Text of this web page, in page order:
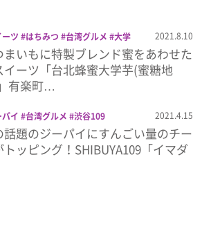
ツ はちみつ 台湾グルメ
大学
2021.8.10
まいもに特製ブレンド蜜をあわせた
イーツ「台北蜂蜜大学芋(蜜糖地
有楽町…
イ 台湾グルメ 渋谷109 2021.4.15
話題のジーパイにすんごい量のチー
トッピング！SHIBUYA109「イマダ